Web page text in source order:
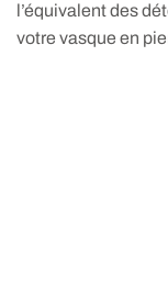
l’équivalent des
votre vasque en